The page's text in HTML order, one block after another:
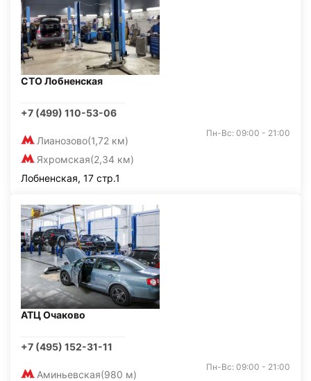
СТО Лобненская
+7 (499) 110-53-06
Лианозово(1,72 км)
Яхромская(2,34 км)
Пн-Вс: 09:00 - 21:00
Лобненская, 17 стр.1
АТЦ Очаково
+7 (495) 152-31-11
Аминьевская(980 м)
Пн-Вс: 09:00 - 21:00